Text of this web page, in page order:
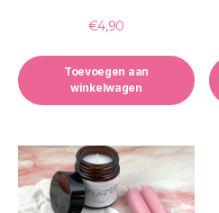
€4,90
Toevoegen aan
winkelwagen